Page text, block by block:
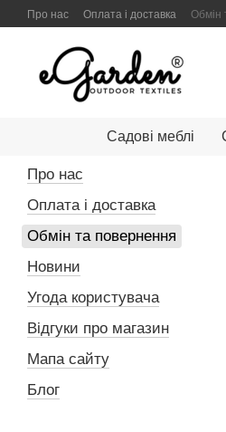
Перейти до основного контенту
Про нас Оплата і доставка Обмін
Садові меблі
Про нас
Оплата і доставка
Обмін та повернення
Новини
Угода користувача
Відгуки про магазин
Мапа сайту
Блог